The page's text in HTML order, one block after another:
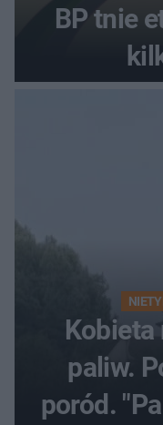
BP tnie
Kobieta
paliw.
poród.